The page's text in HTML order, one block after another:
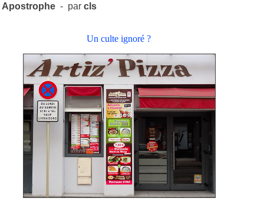
Apostrophe - parcls
Un culte ignoré ?